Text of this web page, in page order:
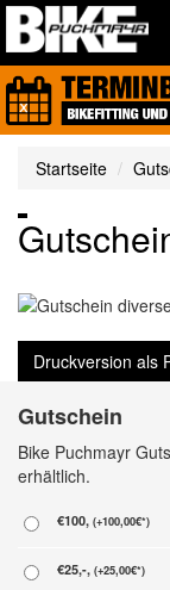
Startseite
Druckversion als
Gutschein
Bike Puchmayr
erhältlich.
€100, (+100,00€*)
€25,-, (+25,00€*)